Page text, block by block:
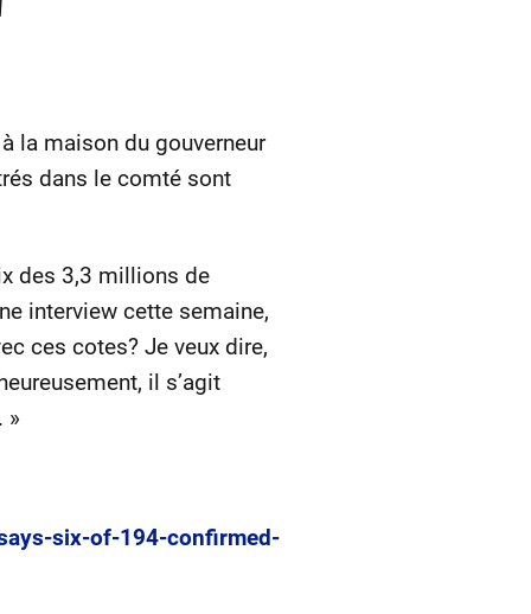
la maison du gouverneur
dans le comté sont
des 3,3 millions de
interview cette semaine,
ces cotes? Je veux dire,
il s’agit
»
six-of-194-confirmed-